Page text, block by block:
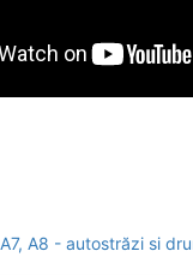
A7, A8 - autostrăzi si